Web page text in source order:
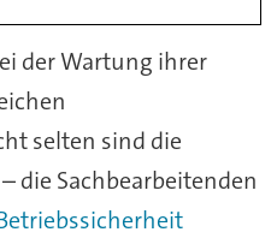
der Wartung ihrer
selten sind die
die Sachbearbeitenden